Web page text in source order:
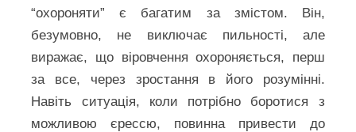
“охороняти” є багатим за змістом. Він,
безумовно, не виключає пильності, але
виражає, що віровчення охороняється, перш
за все, через зростання в його розумінні.
Навіть ситуація, коли потрібно боротися з
можливою єрессю, повинна привести до